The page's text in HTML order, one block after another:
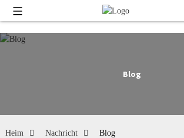
Blog
Heim Nachricht Blog